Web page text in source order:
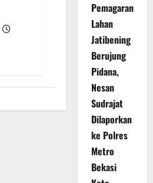
Pemagaran
Lahan
Jatibening
Berujung
Pidana,
Nesan
Sudrajat
Dilaporkan
ke Polres
Metro
Bekasi